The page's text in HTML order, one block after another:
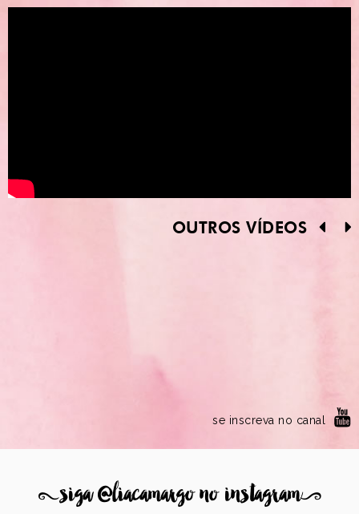
OUTROS VÍDEOS
se inscreva no canal
8siga @liacamargo no instagram9